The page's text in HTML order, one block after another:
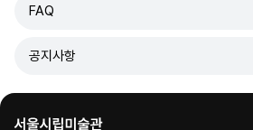
FAQ
공지사항